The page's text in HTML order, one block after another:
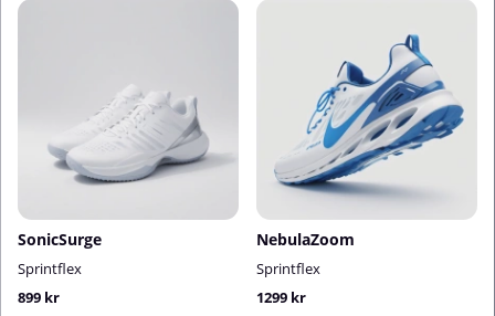
SonicSurge
Sprintflex
899 kr
NebulaZoom
Sprintflex
1299 kr